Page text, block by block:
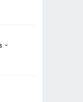
-